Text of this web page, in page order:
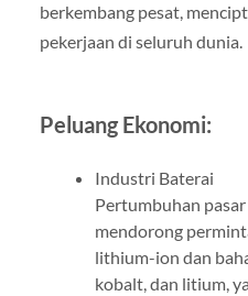
berkembang pesat,
pekerjaan di seluruh dunia.
Peluang Ekonomi:
Industri Baterai
Pertumbuhan
mendorong
lithium-ion dan
kobalt, dan litium,